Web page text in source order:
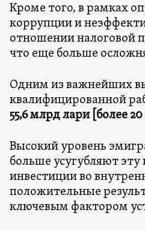
Кроме того, в рамках
коррупции и
отношении налоговой
что еще больше
Одним из важнейших
квалифицированной
55,6 млрд лари [более
Высокий уровень
больше усугубляют
инвестиции во
положительные
ключевым фактором